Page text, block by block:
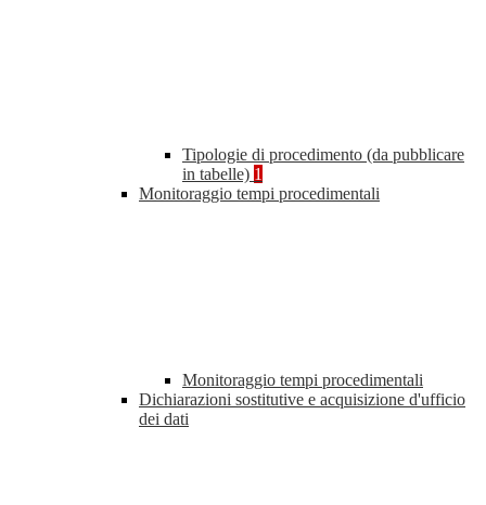
Tipologie di procedimento (da pubblicare
in tabelle) 1
Monitoraggio tempi procedimentali
Monitoraggio tempi procedimentali
Dichiarazioni sostitutive e acquisizione d'ufficio
dei dati